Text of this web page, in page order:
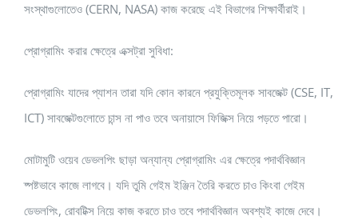
সংস্থাগুলোতেও (CERN, NASA) কাজ করেছে এই বিভাগের শিক্ষার্থীরাই।
প্রোগ্রামিং করার ক্ষেত্রে এক্সট্রা সুবিধা:
প্রোগ্রামিং যাদের প্যাশন তারা যদি কোন কারনে প্রযুক্তিমূলক সাবজেক্ট (CSE, IT,
ICT) সাবজেক্টগুলোতে চান্স না পাও তবে অনায়াসে ফিজিক্স নিয়ে পড়তে পারো।
মোটামুটি ওয়েব ডেভলপিং ছাড়া অন্যান্য প্রোগ্রামিং এর ক্ষেত্রে পদার্থবিজ্ঞান
ষ্পষ্টভাবে কাজে লাগবে। যদি তুমি গেইম ইঞ্জিন তৈরি করতে চাও কিংবা গেইম
ডেভলপিং, রোবটিক্স নিয়ে কাজ করতে চাও তবে পদার্থবিজ্ঞান অবশ্যই কাজে দেবে।